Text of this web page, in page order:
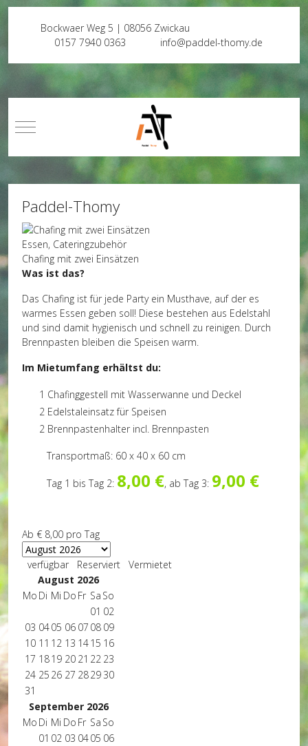
Bockwaer Weg 5 | 08056 Zwickau
0157 7940 0363
info@paddel-thomy.de
Mobile Menu Toggle
Paddel-Thomy
Essen, Cateringzubehör
Chafing mit zwei Einsätzen
Was ist das?
Das Chafing ist für jede Party ein Musthave, auf der es
warmes Essen geben soll! Diese bestehen aus Edelstahl
und sind damit hygienisch und schnell zu reinigen. Durch
Brennpasten bleiben die Speisen warm.
Im Mietumfang erhältst du:
1 Chafinggestell mit Wasserwanne und Deckel
2 Edelstaleinsatz für Speisen
2 Brennpastenhalter incl. Brennpasten
Transportmaß: 60 x 40 x 60 cm
Tag 1 bis Tag 2: 8,00 €, ab Tag 3: 9,00 €
Ab € 8,00 pro Tag
verfügbar Reserviert
Vermietet
August 2026
Mo Di Mi Do Fr Sa So
01 02
03 0405 06 07 08 09
10 11 12 13 1415 16
17 1819 20 21 22 23
24 25 26 27 2829 30
31
September 2026
Mo Di Mi Do Fr Sa So
01 02 03 0405 06